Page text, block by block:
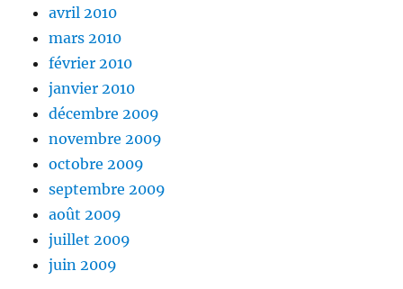
avril 2010
mars 2010
février 2010
janvier 2010
décembre 2009
novembre 2009
octobre 2009
septembre 2009
août 2009
juillet 2009
juin 2009